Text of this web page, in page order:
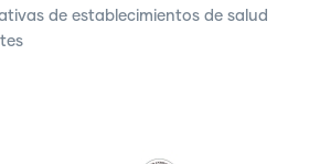
de establecimientos de salud